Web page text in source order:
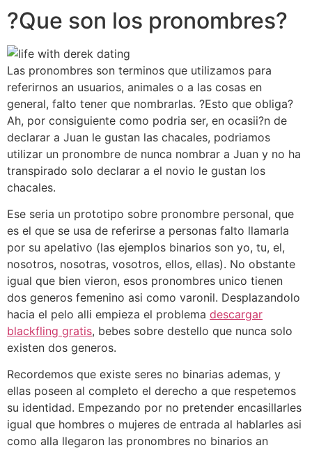
?Que son los pronombres?
Las pronombres son terminos que utilizamos para
referirnos an usuarios, animales o a las cosas en
general, falto tener que nombrarlas. ?Esto que obliga?
Ah, por consiguiente como podria ser, en ocasii?n de
declarar a Juan le gustan las chacales, podriamos
utilizar un pronombre de nunca nombrar a Juan y no ha
transpirado solo declarar a el novio le gustan los
chacales.
Ese seria un prototipo sobre pronombre personal, que
es el que se usa de referirse a personas falto llamarla
por su apelativo (las ejemplos binarios son yo, tu, el,
nosotros, nosotras, vosotros, ellos, ellas). No obstante
igual que bien vieron, esos pronombres unico tienen
dos generos femenino asi como varonil. Desplazandolo
hacia el pelo alli empieza el problema descargar
blackfling gratis, bebes sobre destello que nunca solo
existen dos generos.
Recordemos que existe seres no binarias ademas, y
ellas poseen al completo el derecho a que respetemos
su identidad. Empezando por no pretender encasillarles
igual que hombres o mujeres de entrada al hablarles asi
como alla llegaron las pronombres no binarios an